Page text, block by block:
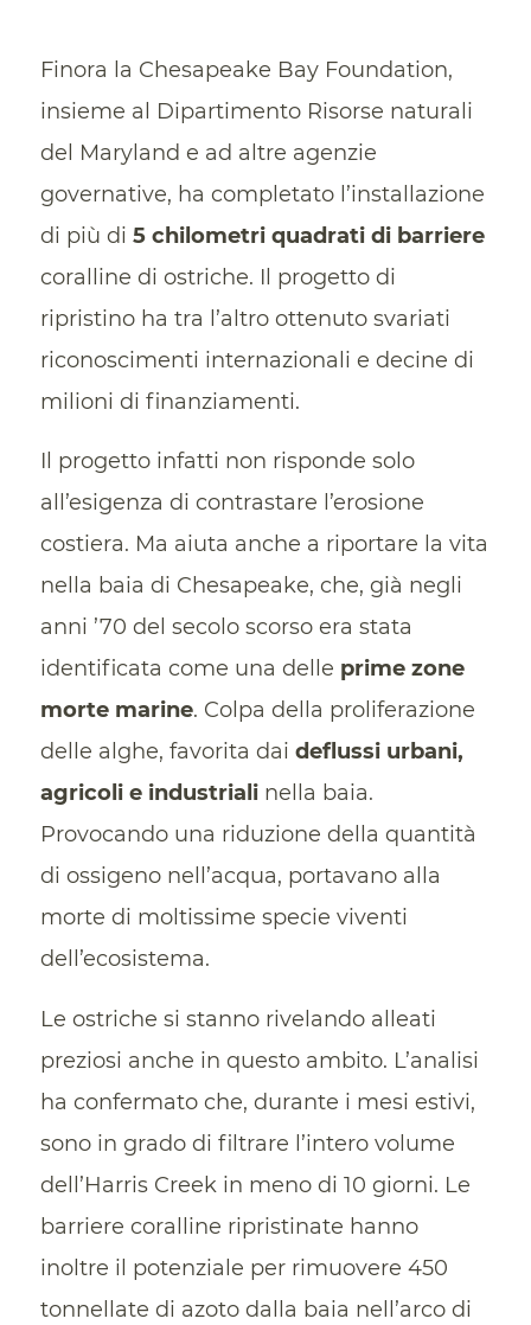
Finora la Chesapeake Bay Foundation,
insieme al Dipartimento Risorse naturali
del Maryland e ad altre agenzie
governative, ha completato l’installazione
di più di 5 chilometri quadrati di barriere
coralline di ostriche. Il progetto di
ripristino ha tra l’altro ottenuto svariati
riconoscimenti internazionali e decine di
milioni di finanziamenti.
Il progetto infatti non risponde solo
all’esigenza di contrastare l’erosione
costiera. Ma aiuta anche a riportare la vita
nella baia di Chesapeake, che, già negli
anni ’70 del secolo scorso era stata
identificata come una delle prime zone
morte marine. Colpa della proliferazione
delle alghe, favorita dai deflussi urbani,
agricoli e industrialinella baia.
Provocando una riduzione della quantità
di ossigeno nell’acqua, portavano alla
morte di moltissime specie viventi
dell’ecosistema.
Le ostriche si stanno rivelando alleati
preziosi anche in questo ambito. L’analisi
ha confermato che, durante i mesi estivi,
sono in grado di filtrare l’intero volume
dell’Harris Creek in meno di 10 giorni. Le
barriere coralline ripristinate hanno
inoltre il potenziale per rimuovere 450
tonnellate di azoto dalla baia nell’arco di